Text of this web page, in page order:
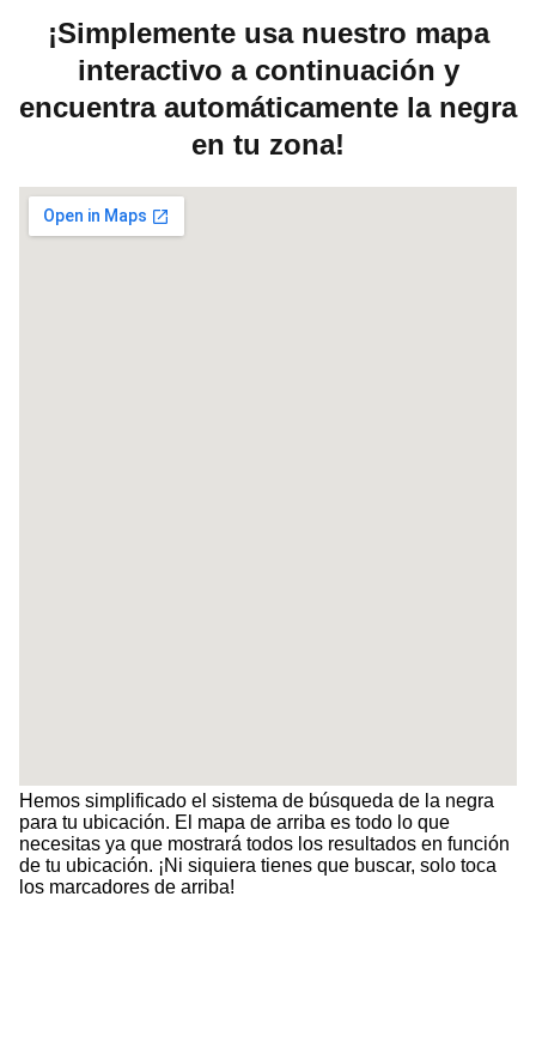
¡Simplemente usa nuestro mapa
interactivo a continuación y
encuentra automáticamente la negra
en tu zona!
Hemos simplificado el sistema de búsqueda de la negra
para tu ubicación. El mapa de arriba es todo lo que
necesitas ya que mostrará todos los resultados en función
de tu ubicación. ¡Ni siquiera tienes que buscar, solo toca
los marcadores de arriba!